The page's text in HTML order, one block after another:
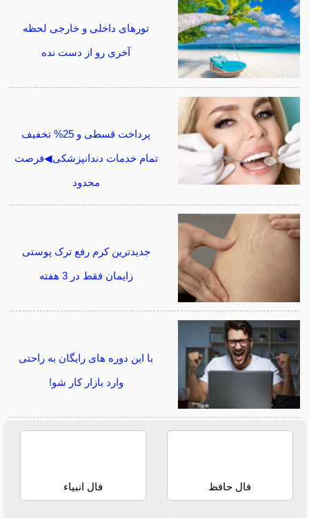
تورهای داخلی و خارجی لحظه
آخری رو از دست نده
پرداخت قسطی و 25% تخفیف
تمام خدمات دندانپزشکی◀فرصت
محدود
جدیدترین کرم رفع ترک پوستی
زایمان فقط در 3 هفته
با این دوره های رایگان به راحتی
وارد بازار کار شو!
فال حافظ فال انبیاء